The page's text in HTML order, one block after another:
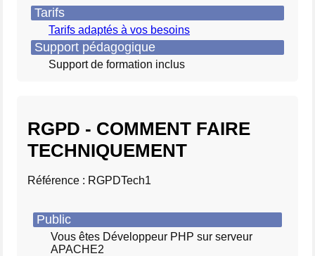
Tarifs
Tarifs adaptés à vos besoins
Support pédagogique
Support de formation inclus
RGPD - COMMENT FAIRE
TECHNIQUEMENT
Référence : RGPDTech1
Public
Vous êtes Développeur PHP sur serveur
APACHE2